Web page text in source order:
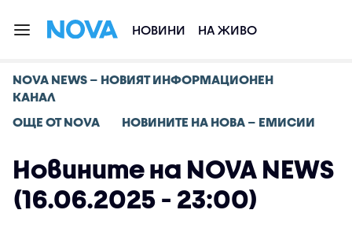
НОВИНИ НА ЖИВО
NOVA NEWS – НОВИЯТ ИНФОРМАЦИОНЕН
КАНАЛ
ОЩЕ ОТ NOVA
НОВИНИТЕ НА НОВА – ЕМИСИИ
Новините на NOVA NEWS
(16.06.2025 - 23:00)